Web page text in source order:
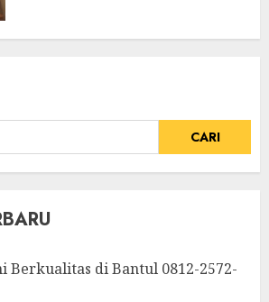
Berkualitas di Bantul 0812-2572-